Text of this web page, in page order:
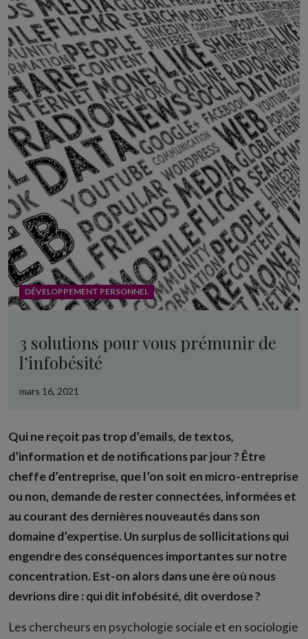
DÉVELOPPEMENT PERSONNEL
3 solutions pour vous prémunir de
l’infobésité
mars 16, 2021
Qui ne reçoit pas trop d’emails, de textos,
d’information et de notifications par jour ? Être
cheffe d’entreprise, que l’on soit en micro-entreprise
ou non, demande de rester connectées, informées et
au courant des dernières nouveautés dans son
domaine d’expertise. Un surplus de sollicitations qui
engendre des conséquences importantes sur notre
concentration. Est-on alors dans une ère où nous
devrions dire : qui dit infobésité, dit overdose ?
Les chercheurs en psychologie sociale et en sociologie